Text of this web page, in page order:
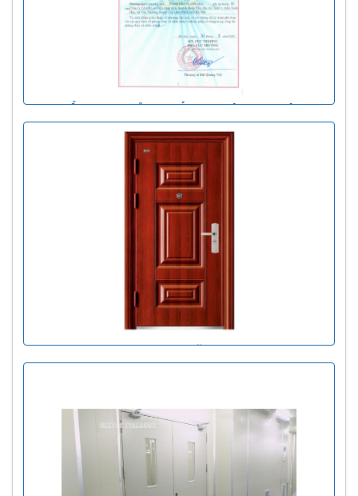
KIỂM ĐỊNH CỬA CHỐNG CHÁY 90 PHÚT
Cửa thép vân gỗ sần đơn